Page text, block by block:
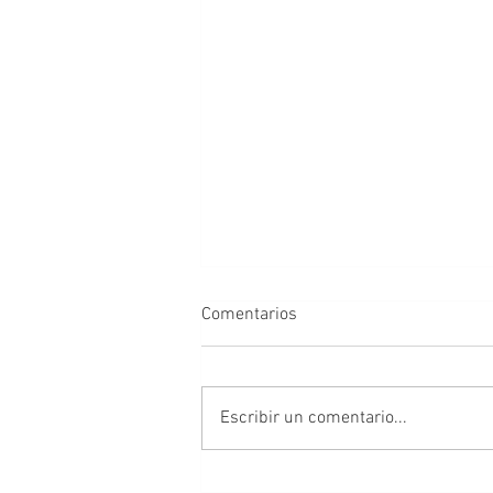
Al alcance de todos
Comentarios
Escribir un comentario...